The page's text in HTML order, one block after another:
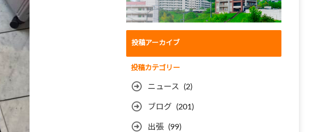
投稿アーカイブ
投稿カテゴリー
ニュース (2)
ブログ (201)
出張 (99)